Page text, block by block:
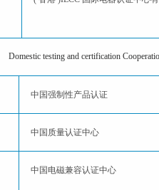
Domestic testing and certification
中国强制性产品认证
中国质量认证中心
中国电磁兼容认证中心